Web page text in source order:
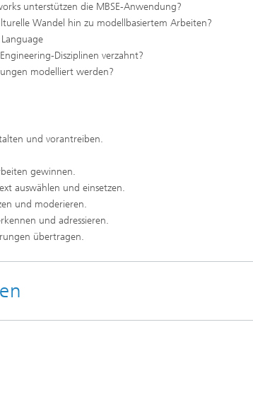
unterstützen die MBSE-Anwendung?
Wandel hin zu modellbasiertem Arbeiten?
Disziplinen verzahnt?
modelliert werden?
und vorantreiben.
gewinnen.
auswählen und einsetzen.
und moderieren.
und adressieren.
übertragen.